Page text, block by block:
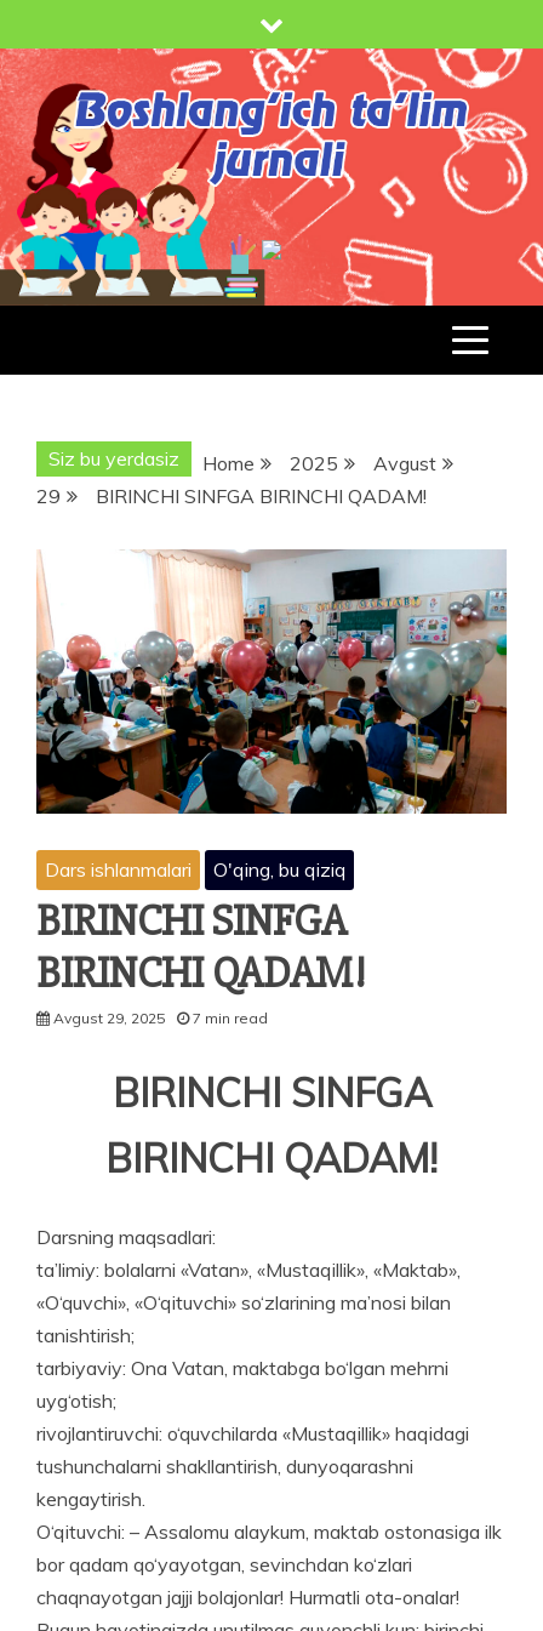
to
content
BT-
JURNAL.UZ
BOSHLANG'ICH TA'LIM JURNALI
Siz bu yerdasiz Home 2025
Avgust
29
BIRINCHI SINFGA BIRINCHI QADAM!
Dars ishlanmalari O'qing, bu qiziq
BIRINCHI SINFGA
BIRINCHI QADAM!
Avgust 29, 2025 7 min read
BIRINCHI SINFGA
BIRINCHI QADAM!
Darsning maqsadlari:
ta’limiy: bolalarni «Vatan», «Mustaqillik», «Maktab»,
«O‘quv­chi», «O‘qituvchi» so‘zlarining ma’nosi bilan
tanishtirish;
tarbiyaviy: Ona Vatan, maktabga bo‘lgan mehrni
uyg‘otish;
rivojlantiruvchi: o‘quvchilarda «Mustaqillik» haqidagi
tushunchalarni shakllantirish, dunyoqarashni
kengaytirish.
O‘qituvchi: – Assalomu alaykum, maktab ostonasiga ilk
bor qadam qo‘yayotgan, sevinchdan ko‘zlari
chaqnayotgan jajji bolajonlar! Hurmatli ota-onalar!